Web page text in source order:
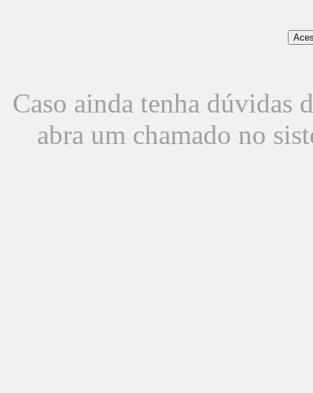
Caso ainda tenha dúvidas
abra um chamado no